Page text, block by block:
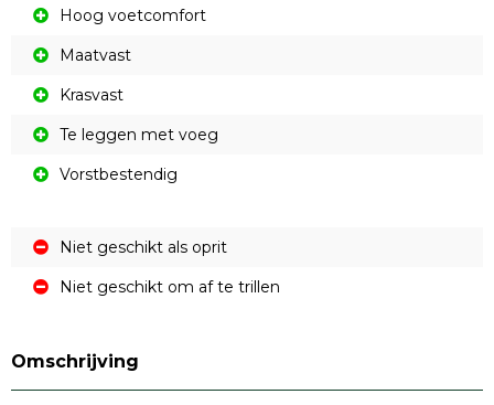
Hoog voetcomfort
Maatvast
Krasvast
Te leggen met voeg
Vorstbestendig
Niet geschikt als oprit
Niet geschikt om af te trillen
Omschrijving